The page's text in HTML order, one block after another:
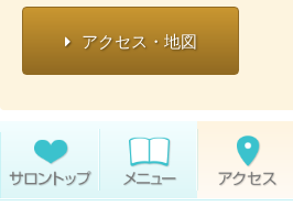
アクセス・地図